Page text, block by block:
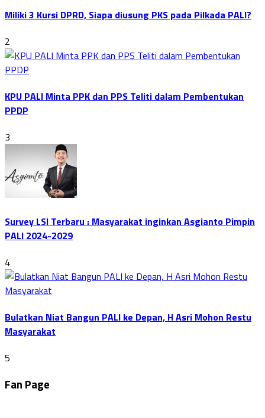
Miliki 3 Kursi DPRD, Siapa diusung PKS pada Pilkada PALI?
2
KPU PALI Minta PPK dan PPS Teliti dalam Pembentukan
PPDP
3
Survey LSI Terbaru : Masyarakat inginkan Asgianto Pimpin
PALI 2024-2029
4
Bulatkan Niat Bangun PALI ke Depan, H Asri Mohon Restu
Masyarakat
5
Fan Page